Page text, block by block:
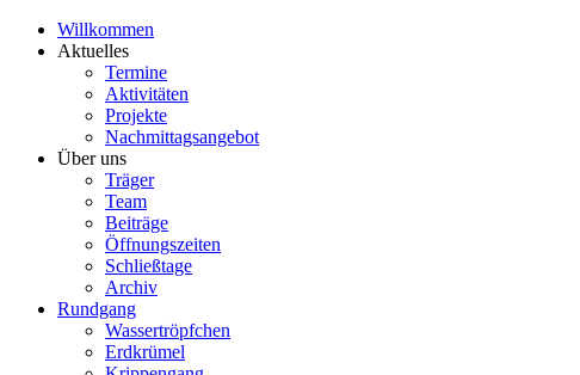
Willkommen
Aktuelles
Termine
Aktivitäten
Projekte
Nachmittagsangebot
Über uns
Träger
Team
Beiträge
Öffnungszeiten
Schließtage
Archiv
Rundgang
Wassertröpfchen
Erdkrümel